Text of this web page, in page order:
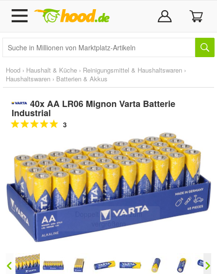
Hood › Haushalt & Küche › Reinigungsmittel & Haushaltswaren ›
Haushaltswaren › Batterien & Akkus
40x AA LR06 Mignon Varta Batterie
Industrial
3
Doppelt antippen zum
vergrößern